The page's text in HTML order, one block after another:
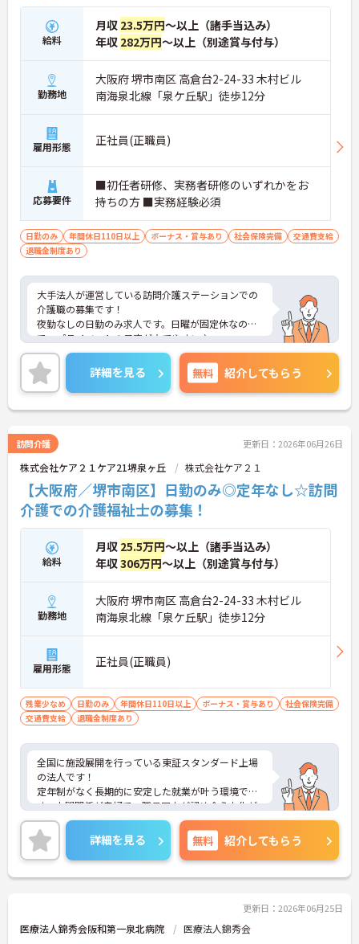
給料
月収 23.5万円～以上（諸手当込み）
年収 282万円～以上（別途賞与付与）
勤務地
大阪府 堺市南区 高倉台2-24-33 木村ビル
南海泉北線「泉ケ丘駅」徒歩12分
雇用形態 正社員(正職員)
応募要件
■初任者研修、実務者研修のいずれかをお
持ちの方 ■実務経験必須
日勤のみ 年間休日110日以上 ボーナス・賞与あり 社会保険完備
交通費支給
退職金制度あり
大手法人が運営している訪問介護ステーションでの
介護職の募集です！
夜勤なしの日勤のみ求人です。日曜が固定休なの
で、プライベートの予定が立てやすい♪
資格手当や交通費等、各種手当が充実しているのも
安心☆
ご興味のある方には、面接対策ポイントなど、さら
に詳細をお話しいたしますのでお気軽にご相談くだ
さい！
詳細を見る 無料 紹介してもらう
訪問介護 更新日：2026年06月26日
株式会社ケア２１ケア21堺泉ヶ丘 株式会社ケア２１
【大阪府／堺市南区】日勤のみ◎定年なし☆訪問
介護での介護福祉士の募集！
給料
月収 25.5万円～以上（諸手当込み）
年収306万円～以上（別途賞与付与）
勤務地
大阪府 堺市南区 高倉台2-24-33 木村ビル
南海泉北線「泉ケ丘駅」徒歩12分
雇用形態 正社員(正職員)
残業少なめ 日勤のみ 年間休日110日以上 ボーナス・賞与あり
社会保険完備
交通費支給
退職金制度あり
全国に施設展開を行っている東証スタンダード上場
の法人です！
定年制がなく長期的に安定した就業が叶う環境で
す。人間関係が良好で、職員同士が認め合う文化が
根付いています。
ご興味のある方には、面接対策ポイントなど、さら
に詳細をご案内しますのでお気軽にご相談くださ
い！
詳細を見る 無料 紹介してもらう
更新日：2026年06月25日
医療法人錦秀会阪和第一泉北病院 医療法人錦秀会